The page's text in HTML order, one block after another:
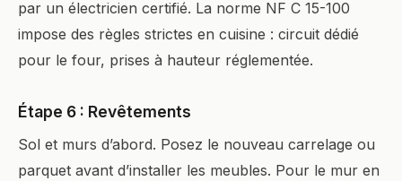
par un électricien certifié. La norme NF C 15-100
impose des règles strictes en cuisine : circuit dédié
pour le four, prises à hauteur réglementée.
Étape 6 : Revêtements
Sol et murs d’abord. Posez le nouveau carrelage ou
parquet avant d’installer les meubles. Pour le mur en